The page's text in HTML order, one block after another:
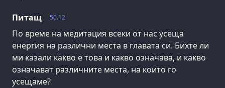
50.12
Питащ
По време на медитация всеки от нас усеща
енергия на различни места в главата си. Бихте ли
ми казали какво е това и какво означава, и какво
означават различните места, на които го
усещаме?